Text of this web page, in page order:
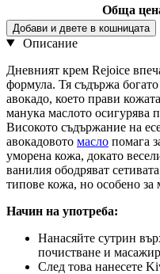
Обща
Добави и двете в кошницата
Описание
Дневният крем Rejoice
формула. Тя съдържа
авокадо, което прави
манука маслото осигурява
Високото съдържание на
авокадовото масло помага
уморена кожа, докато
ванилия ободряват
типове кожа, но особено за
Начин на употреба:
Нанасяйте сутрин
почистване и
След това нанесете